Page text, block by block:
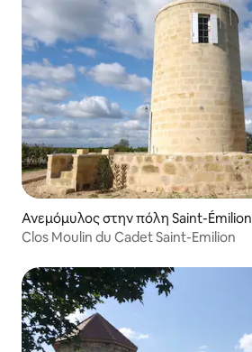
Ανεμόμυλος στην πόλη Saint-Émilion
Clos Moulin du Cadet Saint-Emilion